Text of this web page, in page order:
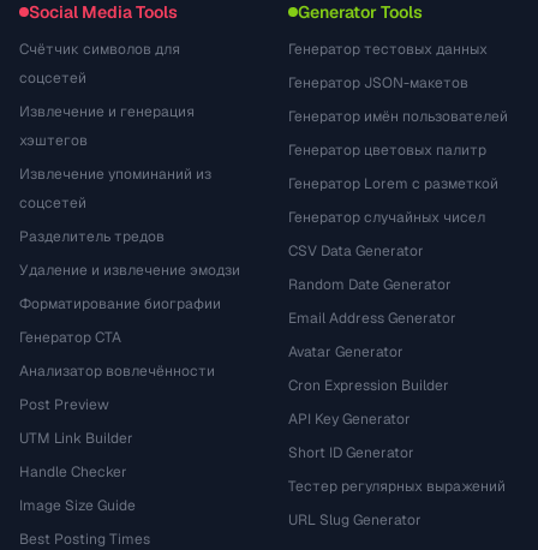
Social Media Tools
Счётчик символов для
соцсетей
Извлечение и генерация
хэштегов
Извлечение упоминаний из
соцсетей
Разделитель тредов
Удаление и извлечение эмодзи
Форматирование биографии
Генератор CTA
Анализатор вовлечённости
Post Preview
UTM Link Builder
Handle Checker
Image Size Guide
Best Posting Times
Generator Tools
Генератор тестовых данных
Генератор JSON-макетов
Генератор имён пользователей
Генератор цветовых палитр
Генератор Lorem с разметкой
Генератор случайных чисел
CSV Data Generator
Random Date Generator
Email Address Generator
Avatar Generator
Cron Expression Builder
API Key Generator
Short ID Generator
Тестер регулярных выражений
URL Slug Generator